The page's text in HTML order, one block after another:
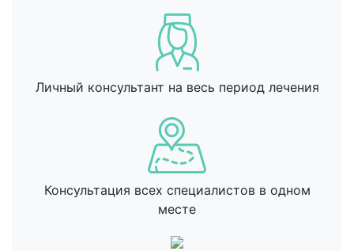
Личный консультант на весь период лечения
Консультация всех специалистов в одном
месте